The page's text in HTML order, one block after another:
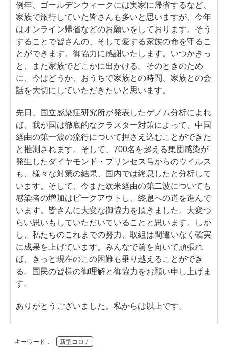
例年、ゴールデンウィークには実家に帰省するなど、
家族で旅行していた皆さんも多いと思いますが、今年
はオンライン帰省などのお願いをしております。そう
することで皆さんの、そして愛する家族の命を守るこ
とができます。御協力に感謝いたします。いつかきっ
と、また家族でどこかに出かける。そのときのため
に、今はどうか、おうちで家族との時間、家族との会
話を大切にしていただきたいと思います。
先日、国立感染症研究所が発表したゲノム分析によれ
ば、我が国は徹底的なクラスター対策によって、中国
経由の第一波の流行について押さえ込むことができた
と推測されます。そして、700名を超える集団感染が
発生したダイヤモンド・プリンセス号からのウイルス
も、様々な対策の結果、国内では終息したと分析して
います。そして、今また欧米経由の第二波についても
感染者の増加はピークアウトし、終息への道を進んで
います。皆さんに大変な御協力を頂きました。大変つ
らい思いもしていただいていることと思います。しか
し、私たちのこれまでの努力、取組は間違いなく確実
に成果を上げています。みんなで前を向いて頑張れ
ば、きっと現在のこの困難も乗り越えることができ
る。国民の皆様の御理解と御協力をお願い申し上げま
す。
ありがとうございました。私からは以上です。
キーワード： 新型コロナ